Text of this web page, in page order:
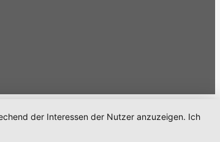
der Interessen der Nutzer anzuzeigen. Ich